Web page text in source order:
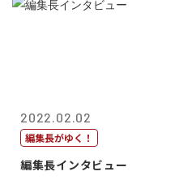
2022.02.02
編集長がゆく！
編集長インタビュー